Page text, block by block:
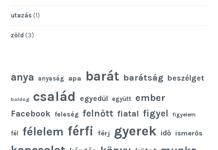
utazás (1)
zöld (3)
anya anyaság apa barát barátság beszélget
boldog család egyedül együtt ember
Facebook feleség felnőtt fiatal figyel figyelem
fél félelem férfi férj gyerek idő ismerős